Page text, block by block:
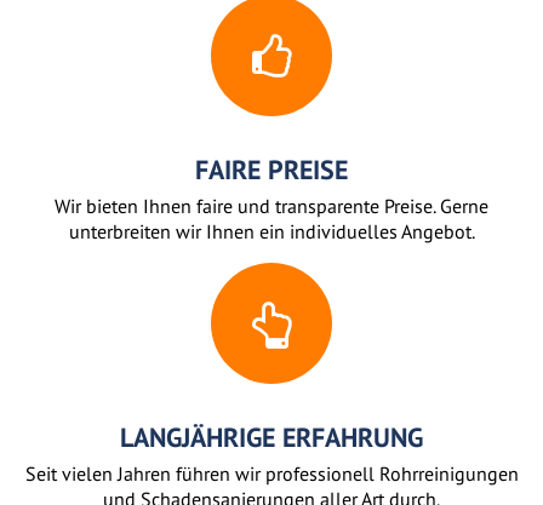
FAIRE PREISE
Wir bieten Ihnen faire und transparente Preise. Gerne
unterbreiten wir Ihnen ein individuelles Angebot.
LANGJÄHRIGE ERFAHRUNG
Seit vielen Jahren führen wir professionell Rohrreinigungen
und Schadensanierungen aller Art durch.